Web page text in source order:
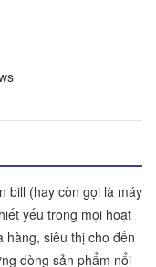
bill (hay còn gọi là máy
yếu trong mọi hoạt
siêu thị cho đến
dòng sản phẩm nổi